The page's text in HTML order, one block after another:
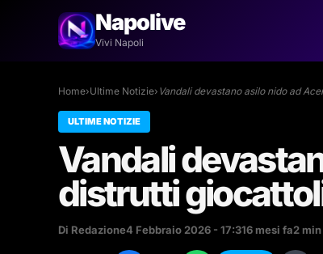
Napolive
Vivi Napoli
Home›Ultime Notizie› Vandali devastano asilo nido ad
ULTIME NOTIZIE
Vandali
distrutti
Di Redazione4 Febbraio 2026 - 17:316 mesi fa2